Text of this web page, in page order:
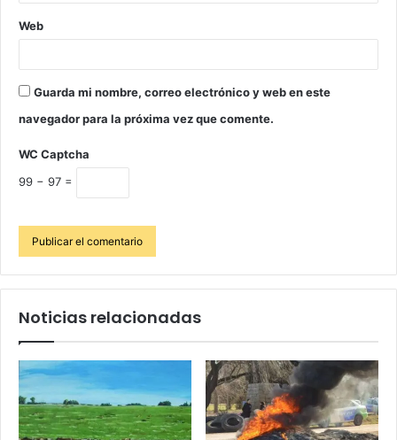
Web
Guarda mi nombre, correo electrónico y web en este
navegador para la próxima vez que comente.
WC Captcha
99 − 97 =
Noticias relacionadas